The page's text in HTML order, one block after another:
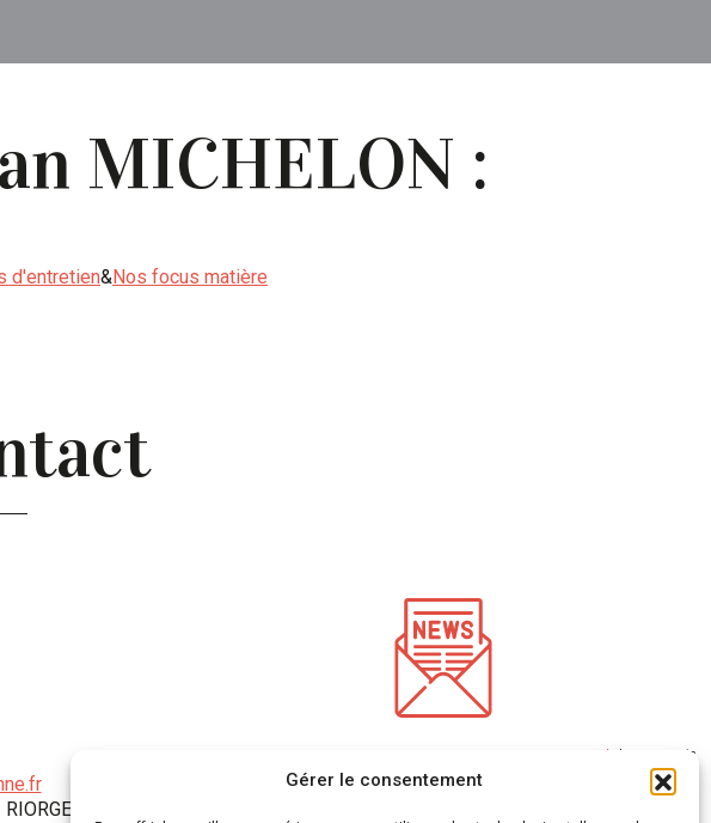
Gérer le consentement
MICHELON :
d'entretien&Nos focus matière
* champs requis
Entrez votre adresse e-mail pour recevoir notre newsletter